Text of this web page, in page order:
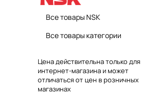
Все товары NSK
Все товары категории
Цена действительна только для
интернет-магазина и может
отличаться от цен в розничных
магазинах